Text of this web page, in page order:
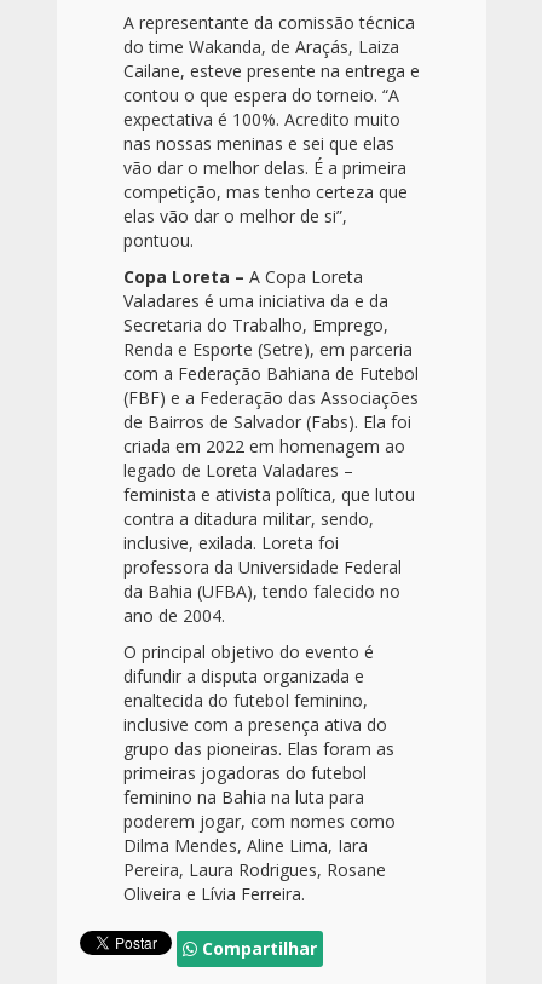
A representante da comissão técnica
do time Wakanda, de Araçás, Laiza
Cailane, esteve presente na entrega e
contou o que espera do torneio. “A
expectativa é 100%. Acredito muito
nas nossas meninas e sei que elas
vão dar o melhor delas. É a primeira
competição, mas tenho certeza que
elas vão dar o melhor de si”,
pontuou.
Copa Loreta – A Copa Loreta
Valadares é uma iniciativa da e da
Secretaria do Trabalho, Emprego,
Renda e Esporte (Setre), em parceria
com a Federação Bahiana de Futebol
(FBF) e a Federação das Associações
de Bairros de Salvador (Fabs). Ela foi
criada em 2022 em homenagem ao
legado de Loreta Valadares –
feminista e ativista política, que lutou
contra a ditadura militar, sendo,
inclusive, exilada. Loreta foi
professora da Universidade Federal
da Bahia (UFBA), tendo falecido no
ano de 2004.
O principal objetivo do evento é
difundir a disputa organizada e
enaltecida do futebol feminino,
inclusive com a presença ativa do
grupo das pioneiras. Elas foram as
primeiras jogadoras do futebol
feminino na Bahia na luta para
poderem jogar, com nomes como
Dilma Mendes, Aline Lima, Iara
Pereira, Laura Rodrigues, Rosane
Oliveira e Lívia Ferreira.
Compartilhar